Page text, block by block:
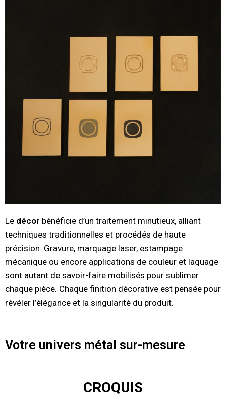
Le décor bénéficie d’un traitement minutieux, alliant
techniques traditionnelles et procédés de haute
précision. Gravure, marquage laser, estampage
mécanique ou encore applications de couleur et laquage
sont autant de savoir-faire mobilisés pour sublimer
chaque pièce. Chaque finition décorative est pensée pour
révéler l’élégance et la singularité du produit.
Votre univers métal sur-mesure
CROQUIS